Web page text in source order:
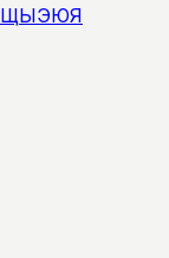
ЩЫЭЮЯ